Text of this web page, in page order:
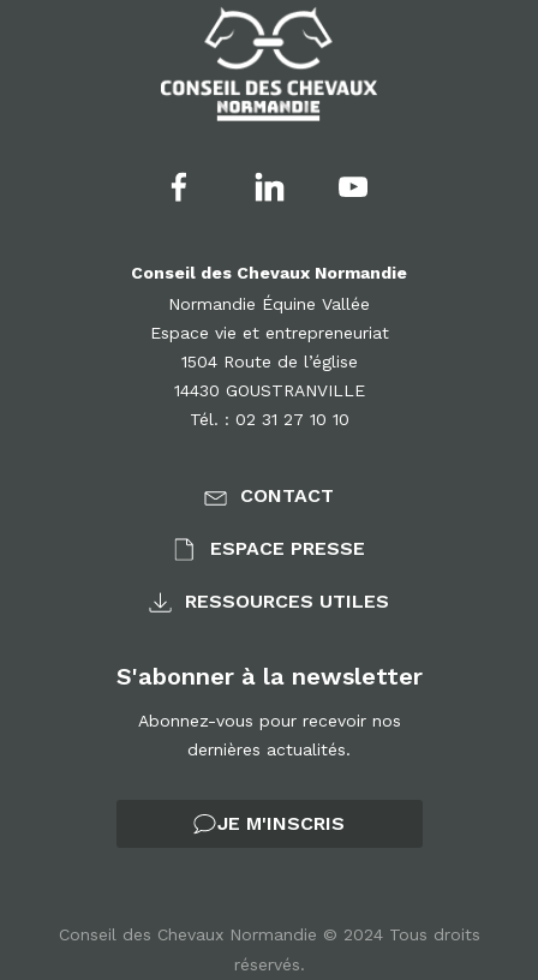
Conseil des Chevaux Normandie
Normandie Équine Vallée
Espace vie et entrepreneuriat
1504 Route de l’église
14430 GOUSTRANVILLE
Tél. : 02 31 27 10 10
CONTACT
ESPACE PRESSE
RESSOURCES UTILES
S'abonner à la newsletter
Abonnez-vous pour recevoir nos
dernières actualités.
JE M'INSCRIS
Conseil des Chevaux Normandie © 2024 Tous droits
réservés.